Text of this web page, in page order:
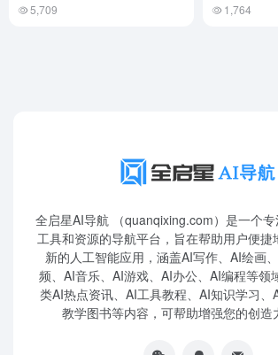
5,709 1,764
全启星AI导航 （quanqixing.com）是一个
工具和资源的导航平台，旨在帮助用户便捷
新的人工智能应用，涵盖AI写作、AI绘画
频、AI音乐、AI游戏、AI办公、AI编程等领
类AI热点资讯、AI工具教程、AI知识学习、
教学图书等内容，可帮助增强您的创造